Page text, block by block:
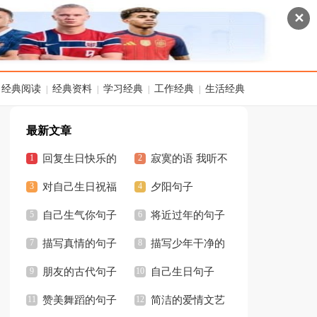
✕
经典阅读 经典资料 学习经典 工作经典 生活经典
最新文章
回复生日快乐的
高情商句子
寂寞的语 我听不
见彩虹出现的声音_
优美优美句子
对自己生日祝福
的句子
夕阳句子
自己生气你句子 将近过年的句子
描写真情的句子 描写少年干净的
句子
朋友的古代句子 自己生日句子
赞美舞蹈的句子 简洁的爱情文艺